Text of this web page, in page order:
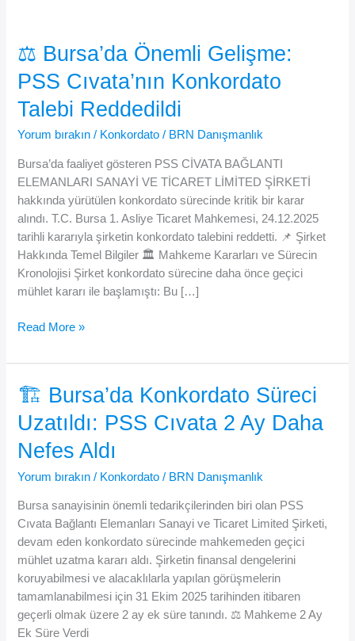
⚖️ Bursa’da Önemli Gelişme:
PSS Cıvata’nın Konkordato
Talebi Reddedildi
Yorum bırakın / Konkordato / BRN Danışmanlık
Bursa’da faaliyet gösteren PSS CİVATA BAĞLANTI
ELEMANLARI SANAYİ VE TİCARET LİMİTED ŞİRKETİ
hakkında yürütülen konkordato sürecinde kritik bir karar
alındı. T.C. Bursa 1. Asliye Ticaret Mahkemesi, 24.12.2025
tarihli kararıyla şirketin konkordato talebini reddetti. 📌 Şirket
Hakkında Temel Bilgiler 🏛 Mahkeme Kararları ve Sürecin
Kronolojisi Şirket konkordato sürecine daha önce geçici
mühlet kararı ile başlamıştı: Bu […]
⚖️
Önemli
PSS
Cıvata’nın
Talebi
Reddedildi
Read More »
🏗️ Bursa’da Konkordato Süreci
Uzatıldı: PSS Cıvata 2 Ay Daha
Nefes Aldı
Yorum bırakın / Konkordato / BRN Danışmanlık
Bursa sanayisinin önemli tedarikçilerinden biri olan PSS
Cıvata Bağlantı Elemanları Sanayi ve Ticaret Limited Şirketi,
devam eden konkordato sürecinde mahkemeden geçici
mühlet uzatma kararı aldı. Şirketin finansal dengelerini
koruyabilmesi ve alacaklılarla yapılan görüşmelerin
tamamlanabilmesi için 31 Ekim 2025 tarihinden itibaren
geçerli olmak üzere 2 ay ek süre tanındı. ⚖️ Mahkeme 2 Ay
Ek Süre Verdi